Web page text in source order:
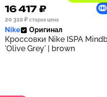
16 417 ₽
20 310 ₽ старая цена
Nike Оригинал
Кроссовки Nike ISPA
'Olive Grey' | brown